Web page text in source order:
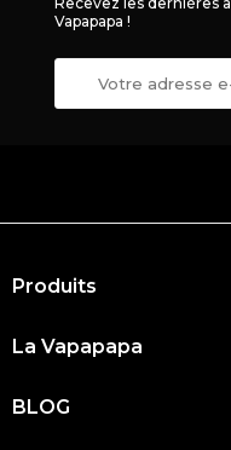
Vapapapa !
Produits
La Vapapapa
BLOG